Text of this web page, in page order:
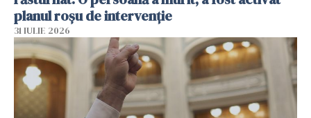
planul roșu de intervenție
31 IULIE 2026